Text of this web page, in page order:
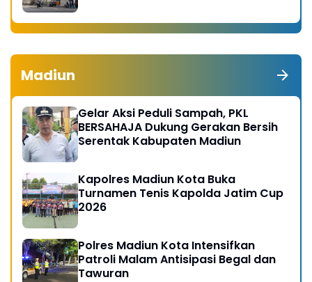
Madiun
Gelar Aksi Peduli Sampah, PKL
BERSAHAJA Dukung Gerakan Bersih
Serentak Kabupaten Madiun
Kapolres Madiun Kota Buka
Turnamen Tenis Kapolda Jatim Cup
2026
Polres Madiun Kota Intensifkan
Patroli Malam Antisipasi Begal dan
Tawuran